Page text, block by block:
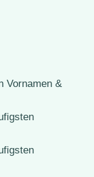
Vornamen &